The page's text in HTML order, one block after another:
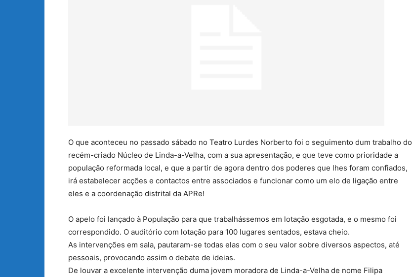
O que aconteceu no passado sábado no Teatro Lurdes Norberto foi o seguimento dum trabalho do
recém-criado Núcleo de Linda-a-Velha, com a sua apresentação, e que teve como prioridade a
população reformada local, e que a partir de agora dentro dos poderes que lhes foram confiados,
irá estabelecer acções e contactos entre associados e funcionar como um elo de ligação entre
eles e a coordenação distrital da APRe!
O apelo foi lançado à População para que trabalhássemos em lotação esgotada, e o mesmo foi
correspondido. O auditório com lotação para 100 lugares sentados, estava cheio.
As intervenções em sala, pautaram-se todas elas com o seu valor sobre diversos aspectos, até
pessoais, provocando assim o debate de ideias.
De louvar a excelente intervenção duma jovem moradora de Linda-a-Velha de nome Filipa